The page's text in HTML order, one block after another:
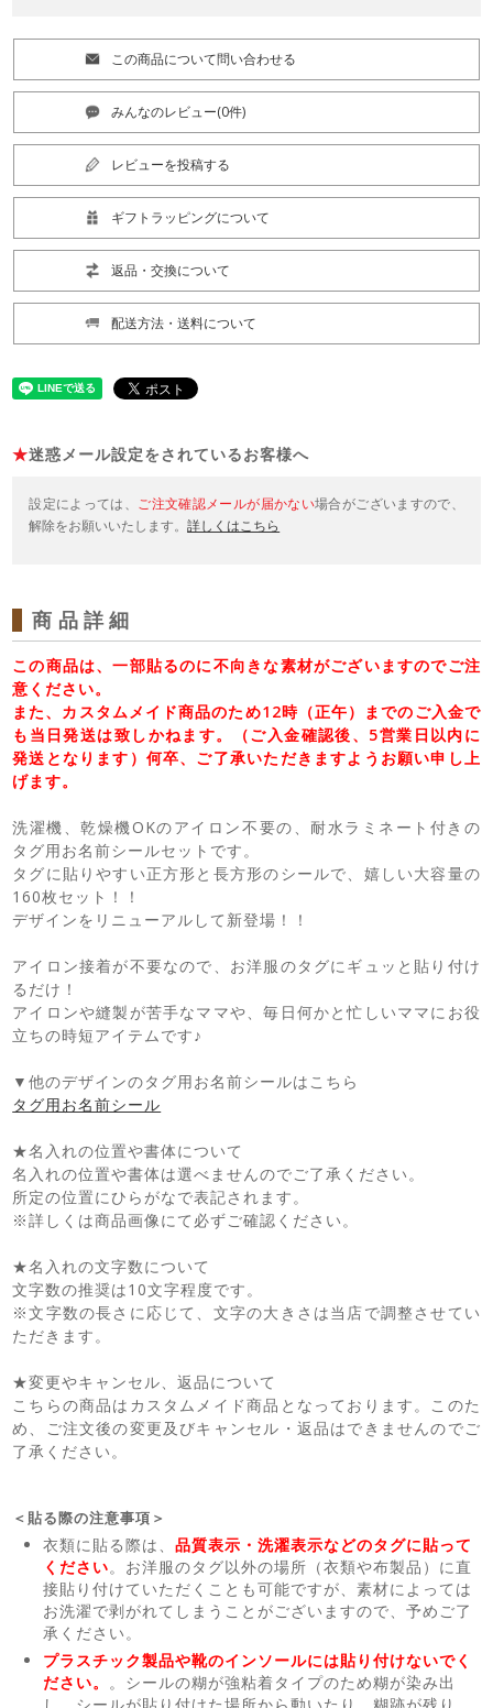
この商品について問い合わせる
みんなのレビュー(0件)
レビューを投稿する
ギフトラッピングについて
返品・交換について
配送方法・送料について
★迷惑メール設定をされているお客様へ
設定によっては、 ご注文確認メールが届かない場合がございますので、
解除をお願いいたします。詳しくはこちら
商品詳細
この商品は、一部貼るのに不向きな素材がございますのでご注
意ください。
また、カスタムメイド商品のため12時（正午）までのご入金で
も当日発送は致しかねます。（ご入金確認後、5営業日以内に
発送となります）何卒、ご了承いただきますようお願い申し上
げます。
洗濯機、乾燥機OKのアイロン不要の、耐水ラミネート付きの
タグ用お名前シールセットです。
タグに貼りやすい正方形と長方形のシールで、嬉しい大容量の
160枚セット！！
デザインをリニューアルして新登場！！
アイロン接着が不要なので、お洋服のタグにギュッと貼り付け
るだけ！
アイロンや縫製が苦手なママや、毎日何かと忙しいママにお役
立ちの時短アイテムです♪
▼他のデザインのタグ用お名前シールはこちら
タグ用お名前シール
★名入れの位置や書体について
名入れの位置や書体は選べませんのでご了承ください。
所定の位置にひらがなで表記されます。
※詳しくは商品画像にて必ずご確認ください。
★名入れの文字数について
文字数の推奨は10文字程度です。
※文字数の長さに応じて、文字の大きさは当店で調整させてい
ただきます。
★変更やキャンセル、返品について
こちらの商品はカスタムメイド商品となっております。このた
め、ご注文後の変更及びキャンセル・返品はできませんのでご
了承ください。
＜貼る際の注意事項＞
衣類に貼る際は、 品質表示・洗濯表示などのタグに貼って
ください。お洋服のタグ以外の場所（衣類や布製品）に直
接貼り付けていただくことも可能ですが、素材によっては
お洗濯で剥がれてしまうことがございますので、予めご了
承ください。
プラスチック製品や靴のインソールには貼り付けないでく
ださい。 。シールの糊が強粘着タイプのため糊が染み出